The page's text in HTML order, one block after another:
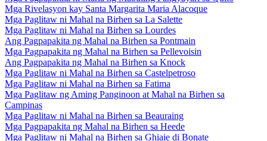
Mga Rivelasyon kay Santa Margarita Maria Alacoque
Mga Paglitaw ni Mahal na Birhen sa La Salette
Mga Paglitaw ni Mahal na Birhen sa Lourdes
Ang Pagpapakita ng Mahal na Birhen sa Pontmain
Mga Pagpapakita ng Mahal na Birhen sa Pellevoisin
Ang Pagpapakita ng Mahal na Birhen sa Knock
Mga Paglitaw ni Mahal na Birhen sa Castelpetroso
Mga Paglitaw ni Mahal na Birhen sa Fatima
Mga Paglitaw ng Aming Panginoon at Mahal na Birhen sa
Campinas
Mga Paglitaw ni Mahal na Birhen sa Beauraing
Mga Pagpapakita ng Mahal na Birhen sa Heede
Mga Paglitaw ni Mahal na Birhen sa Ghiaie di Bonate